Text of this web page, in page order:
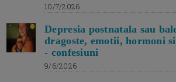
10/7/2026
Depresia postnatala sau
dragoste, emotii, hormoni
- confesiuni
9/6/2026